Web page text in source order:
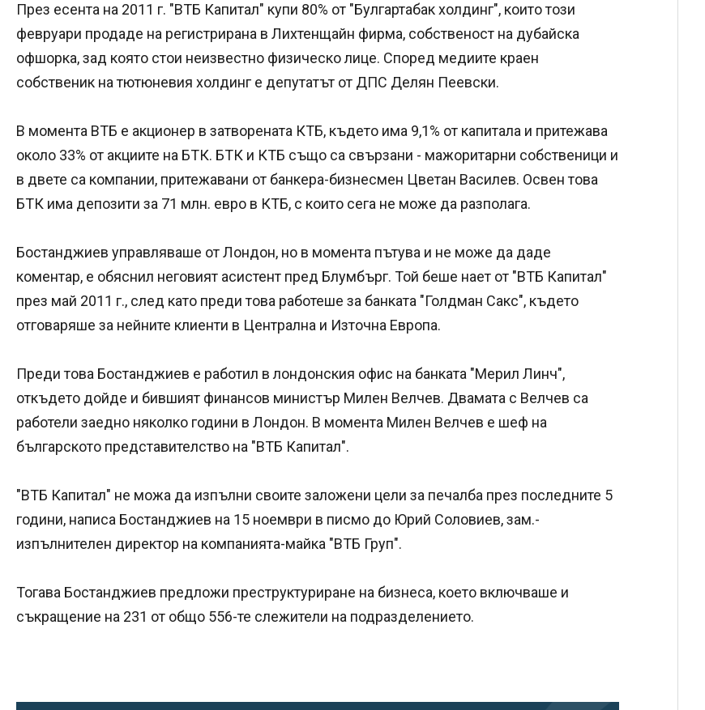
През есента на 2011 г. "ВТБ Капитал" купи 80% от "Булгартабак холдинг", които този
февруари продаде на регистрирана в Лихтенщайн фирма, собственост на дубайска
офшорка, зад която стои неизвестно физическо лице. Според медиите краен
собственик на тютюневия холдинг е депутатът от ДПС Делян Пеевски.
В момента ВТБ е акционер в затворената КТБ, където има 9,1% от капитала и притежава
около 33% от акциите на БТК. БТК и КТБ също са свързани - мажоритарни собственици и
в двете са компании, притежавани от банкера-бизнесмен Цветан Василев. Освен това
БТК има депозити за 71 млн. евро в КТБ, с които сега не може да разполага.
Бостанджиев управляваше от Лондон, но в момента пътува и не може да даде
коментар, е обяснил неговият асистент пред Блумбърг. Той беше нает от "ВТБ Капитал"
през май 2011 г., след като преди това работеше за банката "Голдман Сакс", където
отговаряше за нейните клиенти в Централна и Източна Европа.
Преди това Бостанджиев е работил в лондонския офис на банката "Мерил Линч",
откъдето дойде и бившият финансов министър Милен Велчев. Двамата с Велчев са
работели заедно няколко години в Лондон. В момента Милен Велчев е шеф на
българското представителство на "ВТБ Капитал".
"ВТБ Капитал" не можа да изпълни своите заложени цели за печалба през последните 5
години, написа Бостанджиев на 15 ноември в писмо до Юрий Соловиев, зам.-
изпълнителен директор на компанията-майка "ВТБ Груп".
Тогава Бостанджиев предложи преструктуриране на бизнеса, което включваше и
съкращение на 231 от общо 556-те слежители на подразделението.